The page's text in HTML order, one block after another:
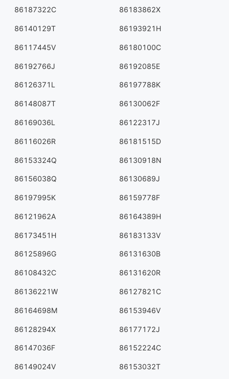
86187322C 86183862X
86140129T 86193921H
86117445V 86180100C
86192766J 86192085E
86126371L 86197788K
86148087T 86130062F
86169036L 86122317J
86116026R 86181515D
86153324Q 86130918N
86156038Q 86130689J
86197995K 86159778F
86121962A 86164389H
86173451H 86183133V
86125896G 86131630B
86108432C 86131620R
86136221W 86127821C
86164698M 86153946V
86128294X 86177172J
86147036F 86152224C
86149024V 86153032T